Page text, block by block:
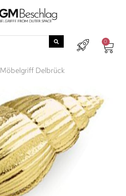
0
Möbelgriff Delbrück